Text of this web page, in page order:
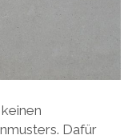
Dafür